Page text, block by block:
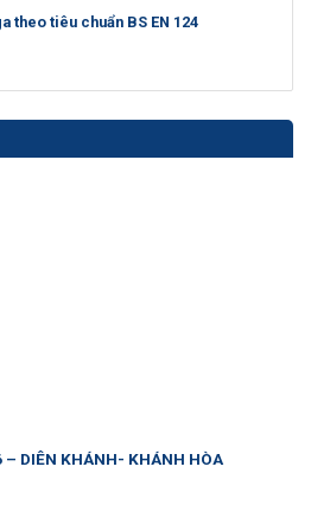
theo tiêu chuẩn BS EN 124
– DIÊN KHÁNH- KHÁNH HÒA